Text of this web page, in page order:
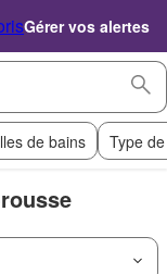
Gérer vos alertes
de bains Type